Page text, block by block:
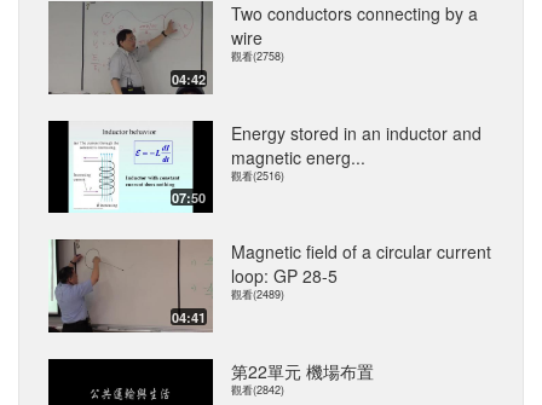
04:42
Two conductors connecting by a
wire
觀看(2758)
07:50
Energy stored in an inductor and
magnetic energ...
觀看(2516)
04:41
Magnetic field of a circular current
loop: GP 28-5
觀看(2489)
第22單元 機場布置
觀看(2842)